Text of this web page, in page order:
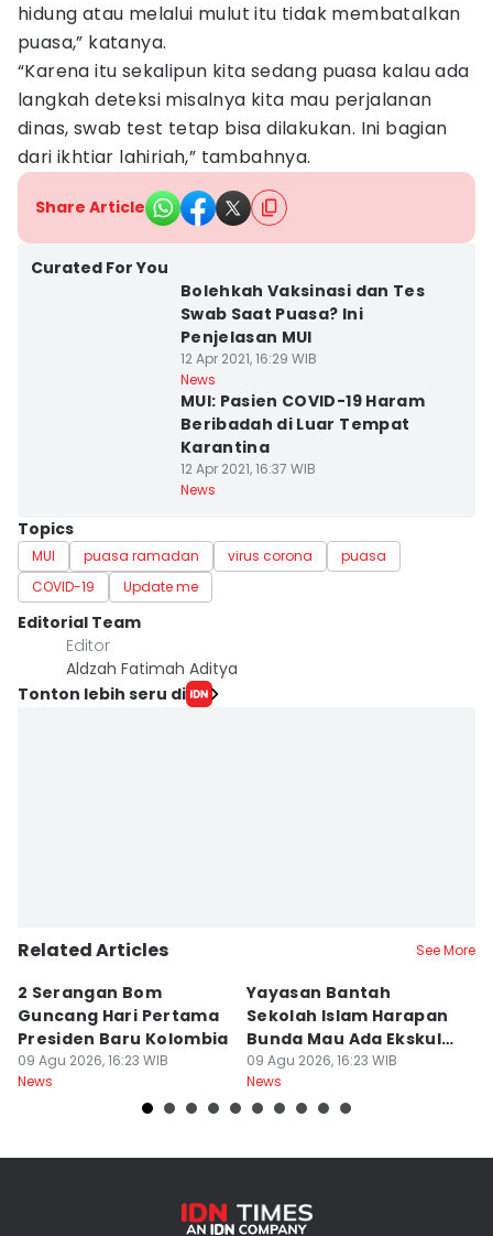
hidung atau melalui mulut itu tidak membatalkan
puasa,” katanya.
“Karena itu sekalipun kita sedang puasa kalau ada
langkah deteksi misalnya kita mau perjalanan
dinas, swab test tetap bisa dilakukan. Ini bagian
dari ikhtiar lahiriah,” tambahnya.
Share Article
Curated For You
Bolehkah Vaksinasi dan Tes
Swab Saat Puasa? Ini
Penjelasan MUI
12 Apr 2021, 16:29 WIB
News
MUI: Pasien COVID-19 Haram
Beribadah di Luar Tempat
Karantina
12 Apr 2021, 16:37 WIB
News
Topics
MUI puasa ramadan virus corona
puasa
COVID-19
Update me
Editorial Team
Editor
Aldzah Fatimah Aditya
Tonton lebih seru di
Related Articles See More
2 Serangan Bom
Guncang Hari Pertama
Presiden Baru Kolombia
09 Agu 2026, 16:23 WIB
News
Yayasan Bantah
Sekolah Islam Harapan
Bunda Mau Ada Ekskul
Menembak
09 Agu 2026, 16:23 WIB
News